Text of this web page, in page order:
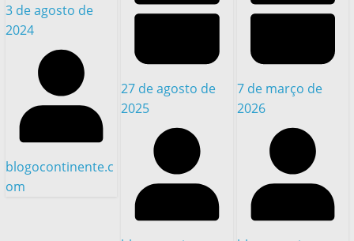
3 de agosto de
2024
blogocontinente.c
om
27 de agosto de
2025
7 de março de
2026